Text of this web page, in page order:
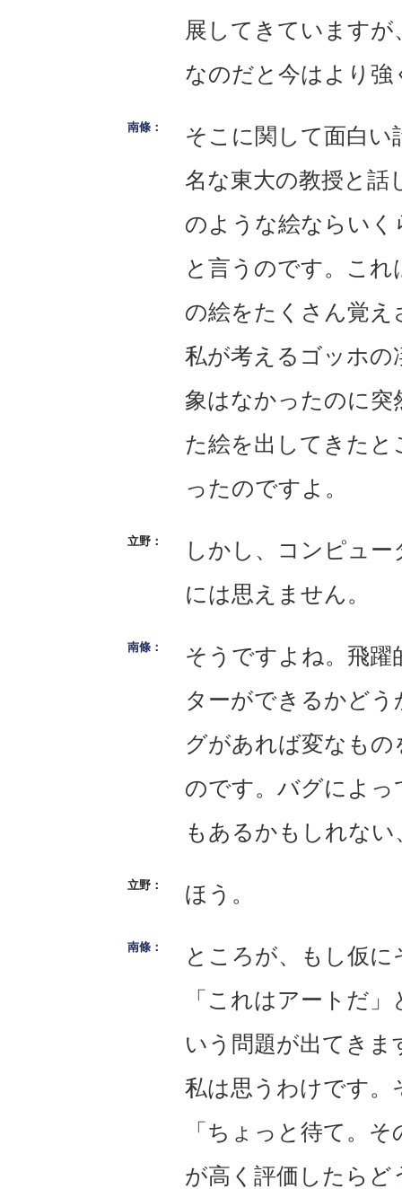
展してきています
なのだと今はより強
そこに関して面白
名な東大の教授と話
のような絵ならい
と言うのです。こ
の絵をたくさん覚
私が考えるゴッホ
象はなかったのに突
た絵を出してきたと
ったのですよ。
しかし、コンピュ
には思えません。
そうですよね。飛
ターができるかど
グがあれば変なも
のです。バグによ
もあるかもしれない
ほう。
ところが、もし仮
「これはアートだ
いう問題が出てき
私は思うわけです。
「ちょっと待て。
が高く評価したら